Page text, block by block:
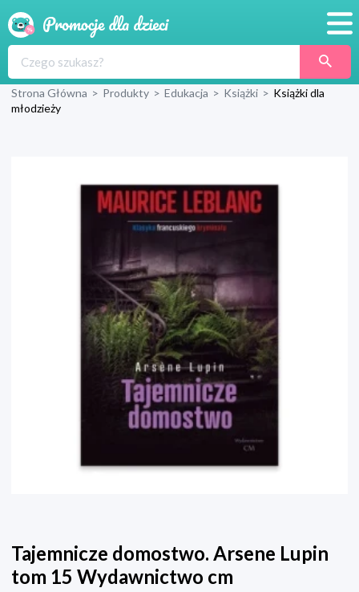
Produkty
Wyprawka
Strona Główna > Produkty > Edukacja > Książki > Książki dla
młodzieży
Tajemnicze domostwo. Arsene Lupin
tom 15 Wydawnictwo cm